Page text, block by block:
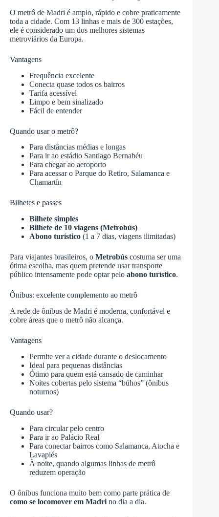
O metrô de Madri é amplo, rápido e cobre praticamente
toda a cidade. Com 13 linhas e mais de 300 estações,
ele é considerado um dos melhores sistemas
metroviários da Europa.
Vantagens
Frequência excelente
Conecta quase todos os bairros
Tarifa acessível
Limpo e bem sinalizado
Fácil de entender
Quando usar o metrô?
Para distâncias médias e longas
Para ir ao estádio Santiago Bernabéu
Para chegar ao aeroporto
Para acessar o Parque do Retiro, Salamanca e
Chamartín
Bilhetes e passes
Bilhete simples
Bilhete de 10 viagens (Metrobús)
Abono turístico (1 a 7 dias, viagens ilimitadas)
Para viajantes brasileiros, o Metrobús costuma ser uma
ótima escolha, mas quem pretende usar transporte
público intensamente pode optar pelo abono turístico.
Ônibus: excelente complemento ao metrô
A rede de ônibus de Madri é moderna, confortável e
cobre áreas que o metrô não alcança.
Vantagens
Permite ver a cidade durante o deslocamento
Ideal para pequenas distâncias
Ótimo para quem está cansado de caminhar
Noites cobertas pelo sistema “búhos” (ônibus
noturnos)
Quando usar?
Para circular pelo centro
Para ir ao Palácio Real
Para conectar bairros como Salamanca, Atocha e
Lavapiés
À noite, quando algumas linhas de metrô
reduzem operação
O ônibus funciona muito bem como parte prática de
como se locomover em Madri no dia a dia.